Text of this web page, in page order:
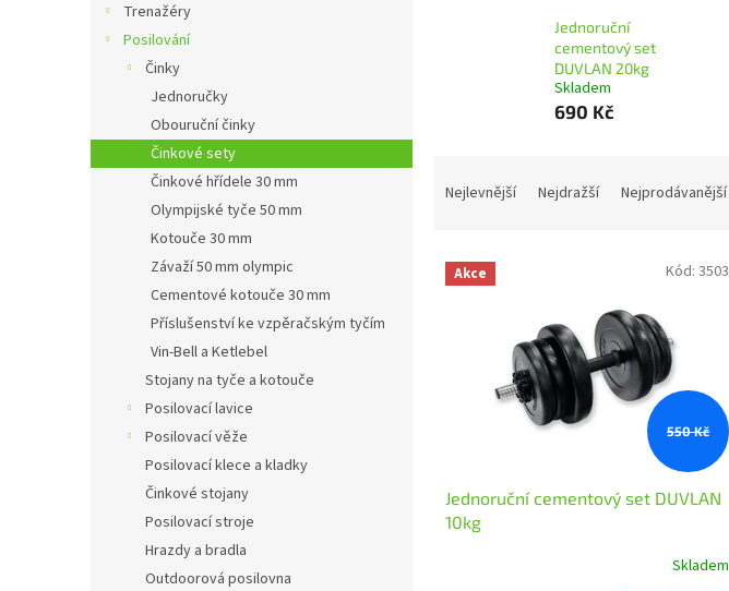
a
n
Trenažéry
Posilování
Činky
Jednoručky
Obouruční činky
Činkové sety
Činkové hřídele 30 mm
Olympijské tyče 50 mm
Kotouče 30 mm
Závaží 50 mm olympic
Cementové kotouče 30 mm
Příslušenství ke vzpěračským tyčím
Vin-Bell a Ketlebel
Stojany na tyče a kotouče
Posilovací lavice
Posilovací věže
Posilovací klece a kladky
Činkové stojany
Posilovací stroje
Hrazdy a bradla
Outdoorová posilovna
Jednoruční
cementový set
DUVLAN 20kg
Skladem
690 Kč
n
Nejlevnější Nejdražší Nejprodávanější
V Akce
550 Kč
Jednoruční cementový set DUVLAN
10kg
Skladem
Kód: 3503